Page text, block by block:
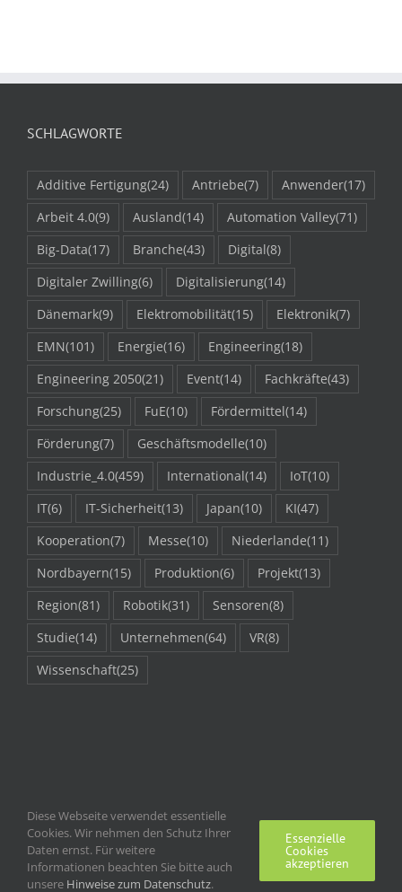
SCHLAGWORTE
Additive Fertigung(24) Antriebe(7) Anwender(17)
Arbeit 4.0(9) Ausland(14) Automation Valley(71)
Big-Data(17) Branche(43) Digital(8)
Digitaler Zwilling(6) Digitalisierung(14)
Dänemark(9) Elektromobilität(15) Elektronik(7)
EMN(101) Energie(16) Engineering(18)
Engineering 2050(21) Event(14) Fachkräfte(43)
Forschung(25) FuE(10) Fördermittel(14)
Förderung(7) Geschäftsmodelle(10)
Industrie_4.0(459) International(14) IoT(10)
IT(6) IT-Sicherheit(13) Japan(10) KI(47)
Kooperation(7) Messe(10) Niederlande(11)
Nordbayern(15) Produktion(6) Projekt(13)
Region(81) Robotik(31) Sensoren(8)
Studie(14) Unternehmen(64) VR(8)
Wissenschaft(25)
Impressum | Kontakt
Diese Webseite verwendet essentielle
Cookies. Wir nehmen den Schutz Ihrer
Daten ernst. Für weitere
Informationen beachten Sie bitte auch
unsere Hinweise zum Datenschutz.
Essenzielle
Cookies
akzeptieren